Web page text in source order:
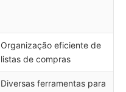
Organização eficiente de
listas de compras
Diversas ferramentas para